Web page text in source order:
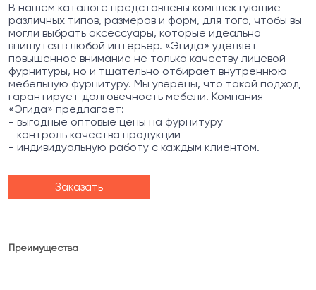
В нашем каталоге представлены комплектующие
различных типов, размеров и форм, для того, чтобы вы
могли выбрать аксессуары, которые идеально
впишутся в любой интерьер. «Эгида» уделяет
повышенное внимание не только качеству лицевой
фурнитуры, но и тщательно отбирает внутреннюю
мебельную фурнитуру. Мы уверены, что такой подход
гарантирует долговечность мебели. Компания
«Эгида» предлагает:
- выгодные оптовые цены на фурнитуру
- контроль качества продукции
- индивидуальную работу с каждым клиентом.
Заказать
Преимущества